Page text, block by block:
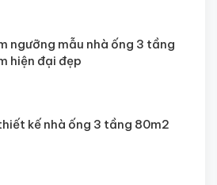
ngưỡng mẫu nhà ống 3 tầng
hiện đại đẹp
kế nhà ống 3 tầng 80m2